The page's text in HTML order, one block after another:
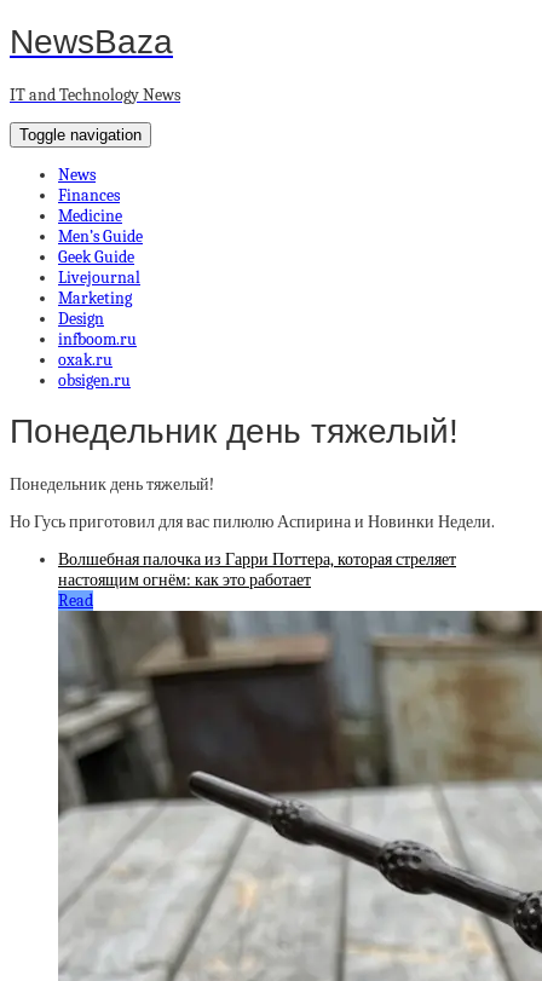
NewsBaza
IT and Technology News
Toggle navigation
News
Finances
Medicine
Men’s Guide
Geek Guide
Livejournal
Marketing
Design
infboom.ru
oxak.ru
obsigen.ru
Понедельник день тяжелый!
Понедельник день тяжелый!
Но Гусь приготовил для вас пилюлю Аспирина и Новинки Недели.
Волшебная палочка из Гарри Поттера, которая стреляет
настоящим огнём: как это работает
Read